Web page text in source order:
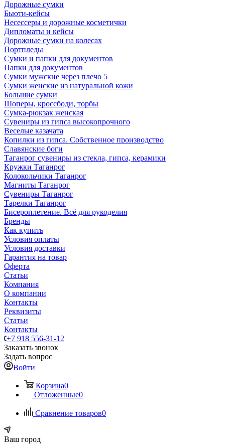
Дорожные сумки
Бьюти-кейсы
Несессеры и дорожные косметички
Дипломаты и кейсы
Дорожные сумки на колесах
Портпледы
Сумки и папки для документов
Папки для документов
Сумки мужские через плечо 5
Сумки женские из натуральной кожи
Большие сумки
Шоперы, кроссбоди, торбы
Сумка-рюкзак женская
Сувениры из гипса высокопрочного
Веселые казачата
Копилки из гипса. Собственное производство
Славянские боги
Таганрог сувениры из стекла, гипса, керамики
Кружки Таганрог
Колокольчики Таганрог
Магниты Таганрог
Сувениры Таганрог
Тарелки Таганрог
Бисероплетение. Всё для рукоделия
Бренды
Как купить
Условия оплаты
Условия доставки
Гарантия на товар
Оферта
Статьи
Компания
О компании
Контакты
Реквизиты
Статьи
Контакты
+7 918 556-31-12
Заказать звонок
Задать вопрос
Войти
Корзина0
Отложенные0
Сравнение товаров0
Ваш город